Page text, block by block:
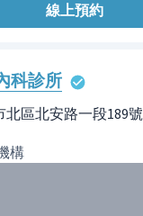
線上預約
科診所
北區北安路一段189號
構